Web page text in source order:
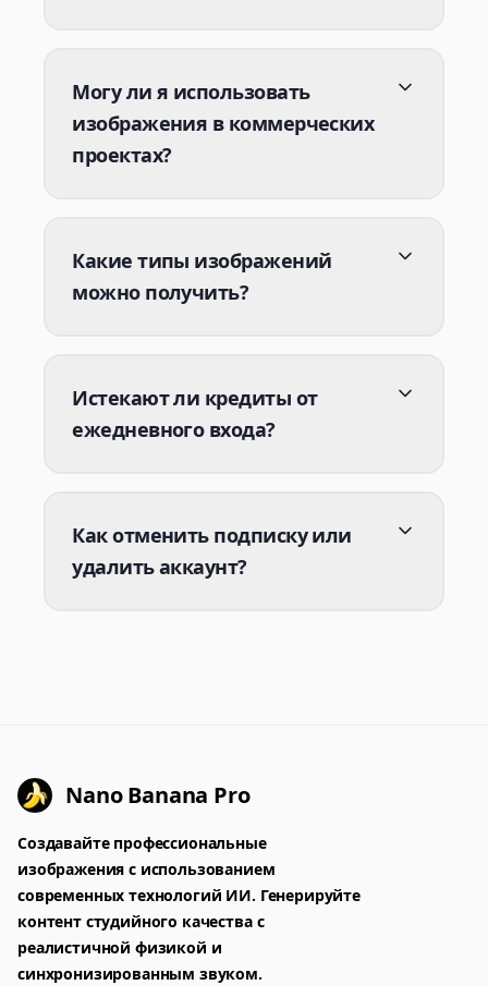
Могу ли я использовать
изображения в коммерческих
проектах?
Какие типы изображений
можно получить?
Истекают ли кредиты от
ежедневного входа?
Как отменить подписку или
удалить аккаунт?
Nano Banana Pro
Создавайте профессиональные
изображения с использованием
современных технологий ИИ. Генерируйте
контент студийного качества с
реалистичной физикой и
синхронизированным звуком.